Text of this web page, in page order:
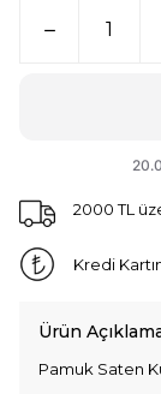
2000 TL
Kredi
Ürün
Pamuk Saten